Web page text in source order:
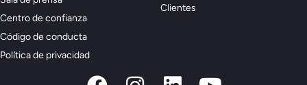
Centro de confianza
Código de conducta
Política de privacidad
Clientes